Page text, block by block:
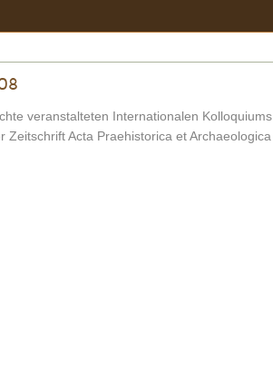
veranstalteten Internationalen Kolloquiums
Acta Praehistorica et Archaeologica